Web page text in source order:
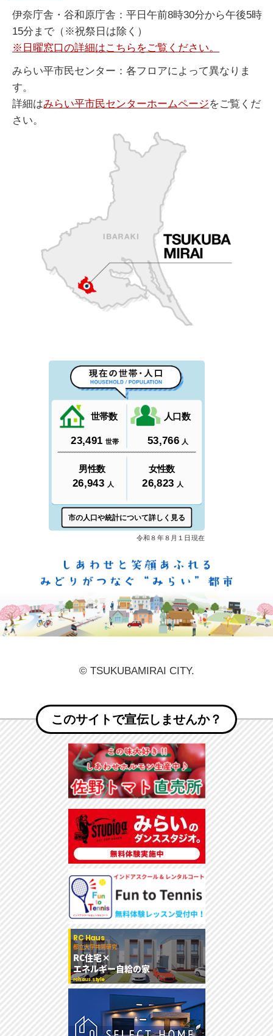
伊奈庁舎・谷和原庁舎：平日午前8時30分から午後5時
15分まで（※祝祭日は除く）
※日曜窓口の詳細はこちらをご覧ください。
みらい平市民センター：各フロアによって異なりま
す。
詳細はみらい平市民センターホームページをご覧くだ
さい。
© TSUKUBAMIRAI CITY.
このサイトで宣伝しませんか？